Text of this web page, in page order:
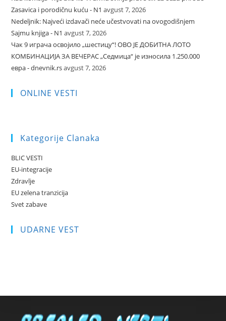
Zasavica i porodičnu kuću - N1 avgust 7, 2026
Nedeljnik: Najveći izdavači neće učestvovati na ovogodišnjem
Sajmu knjiga - N1 avgust 7, 2026
Чак 9 играча освојило „шестицу“! ОВО ЈЕ ДОБИТНА ЛОТО
КОМБИНАЦИЈА ЗА ВЕЧЕРАС „Седмица“ је износила 1.250.000
евра - dnevnik.rsavgust 7, 2026
ONLINE VESTI
Kategorije Clanaka
BLIC VESTI
EU-integracije
Zdravlje
EU zelena tranzicija
Svet zabave
UDARNE VEST